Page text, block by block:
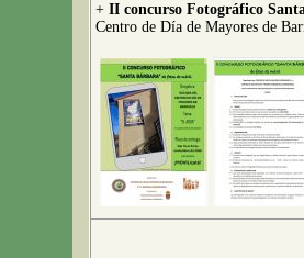
+ II concurso Fotográfico
Centro de Día de Mayores de